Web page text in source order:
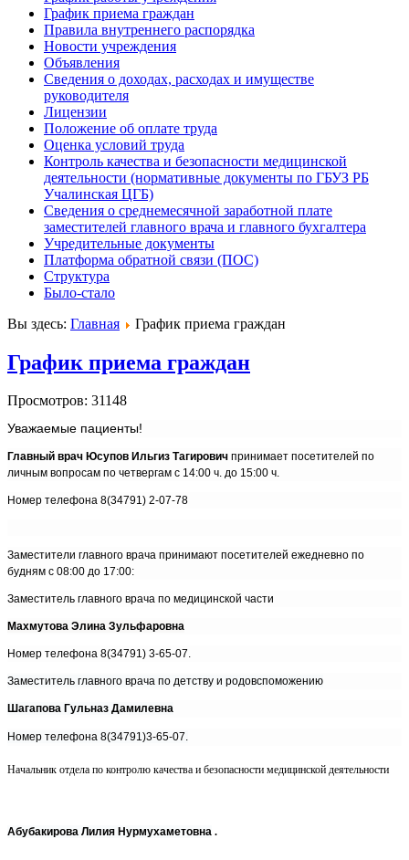
График приема граждан
Правила внутреннего распорядка
Новости учреждения
Объявления
Сведения о доходах, расходах и имуществе
руководителя
Лицензии
Положение об оплате труда
Оценка условий труда
Контроль качества и безопасности медицинской
деятельности (нормативные документы по ГБУЗ РБ
Учалинская ЦГБ)
Сведения о среднемесячной заработной плате
заместителей главного врача и главного бухгалтера
Учредительные документы
Платформа обратной связи (ПОС)
Структура
Было-стало
Вы здесь: Главная График приема граждан
График приема граждан
Просмотров: 31148
Уважаемые пациенты!
Главный врач Юсупов Ильгиз Тагирович принимает посетителей по
личным вопросам по четвергам с 14:00 ч. до 15:00 ч.
Номер телефона 8(34791) 2-07-78
Заместители главного врача принимают посетителей ежедневно по
будням с 08:00 до 17:00:
Заместитель главного врача по медицинской части
Махмутова Элина Зульфаровна
Номер телефона 8(34791) 3-65-07.
Заместитель главного врача по детству и родовспоможению
Шагапова Гульназ Дамилевна
Номер телефона 8(34791)3-65-07.
Начальник отдела по контролю качества и безопасности медицинской деятельности
Абубакирова Лилия Нурмухаметовна .